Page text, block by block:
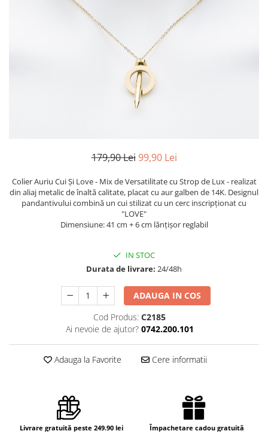
179,90 Lei 99,90 Lei
Colier Auriu Cui Și Love - Mix de Versatilitate cu Strop de Lux - realizat
din aliaj metalic de înaltă calitate, placat cu aur galben de 14K. Designul
pandantivului combină un cui stilizat cu un cerc inscripționat cu
"LOVE"
Dimensiune: 41 cm + 6 cm lănțișor reglabil
IN STOC
Durata de livrare: 24/48h
ADAUGA IN COS
Cod Produs: C2185
Ai nevoie de ajutor? 0742.200.101
Adauga la Favorite Cere informatii
Livrare gratuită peste 249.90 lei Împachetare cadou gratuită